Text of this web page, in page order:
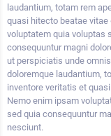
laudantium, totam rem
quasi hitecto beatae
voluptatem quia voluptas
consequuntur magni
ut perspiciatis unde
doloremque laudantium,
inventore veritatis et
Nemo enim ipsam
sed quia consequuntur
nesciunt.